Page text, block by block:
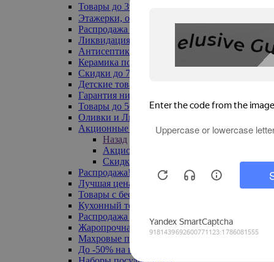
Товары до 399₽
Этажерки, обувницы
Распродажа текстиля до -50%
Ликвидация до -70%
Антисептики
Керамика по 129 руб
Скидки до 70%
Детские товары
Гарантия низкой цены
Товары до 500 руб
Оливки и Лимоны
Акционные товары
Назад
Акционные товары
Скидка 20% по промокоду
Распродажа! Ульяновск до -70%
Лучшая цена
Товары с бесплатной доставкой
Кухонный текстиль
Распродажа до -50%
Жаропрочная посуда
Махровые полотенца
До -50% на ковры